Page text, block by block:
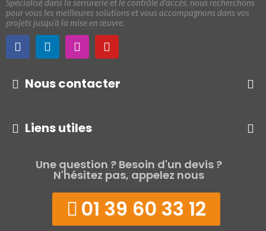
Spécialisé dans la serrurerie et le contrôle d'accès, nous recherchons
pour vous les meilleures solutions et vous accompagnons dans vos
projets jusqu'à la mise en œuvre.
Nous contacter
Liens utiles
Une question ? Besoin d'un devis ?
N'hésitez pas, appelez nous
01 39 60 33 12